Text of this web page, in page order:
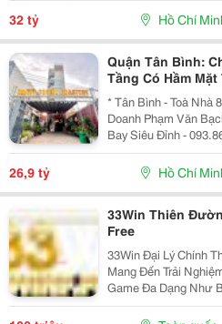
Kinh Doanh Giặt Sấy.
32 tỷ Hồ Chí
Quận Tân Bình:
Tầng Có Hầm
Sơn- View Trực
* Tân Bình - Toà Nhà
Doanh Phạm Văn
Bay Siêu Đỉnh -
88,4M2 - Ngang
6 Tầng - Sân Thượng
26,9 tỷ Hồ Chí
33Win Thiên
Free
33Win Đại Lý Chính
Mang Đến Trải
Game Đa Dạng Như
Thao, Xổ Số, Game
Còn Nhận Được